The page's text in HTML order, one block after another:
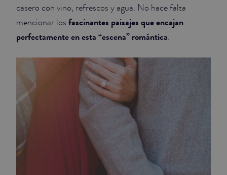
casero con vino, refrescos y agua. No hace falta
mencionar los fascinantes paisajes que encajan
perfectamente en esta “escena” romántica.